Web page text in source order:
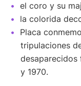
el coro y su
la colorida
Placa
tripulaciones
desaparecidos
y 1970.